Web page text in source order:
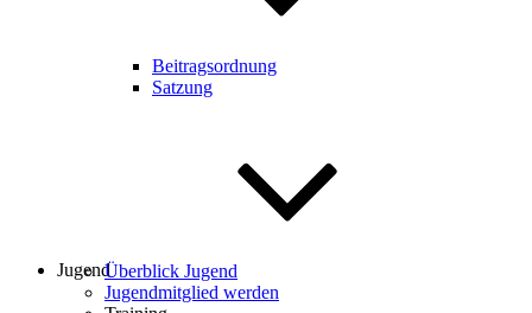
Beitragsordnung
Satzung
JugendÜberblick Jugend
Jugendmitglied werden